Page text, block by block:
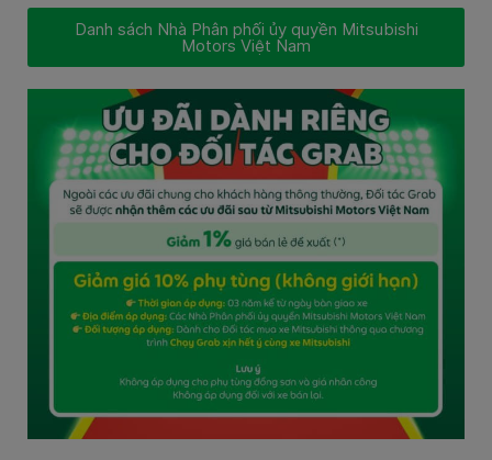
Danh sách Nhà Phân phối ủy quyền Mitsubishi
Motors Việt Nam